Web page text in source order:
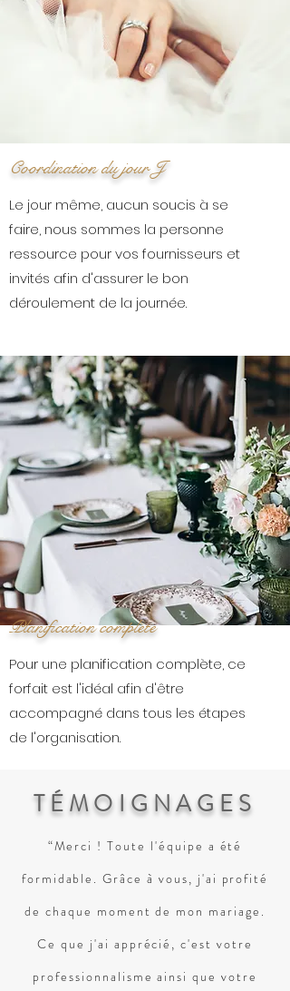
Coordination du jour J
Le jour même, aucun soucis à se
faire, nous sommes la personne
ressource pour vos fournisseurs et
invités afin d'assurer le bon
déroulement de la journée.
Planification complète
Pour une planification complète, ce
forfait est l'idéal afin d'être
accompagné dans tous les étapes
de l'organisation.
TÉMOIGNAGES
“Merci ! Toute l'équipe a été
formidable. Grâce à vous, j'ai profité
de chaque moment de mon mariage.
Ce que j'ai apprécié, c'est votre
professionnalisme ainsi que votre